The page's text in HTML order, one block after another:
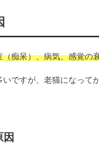
（痴呆）、病気、感覚の
ですが、老猫になって